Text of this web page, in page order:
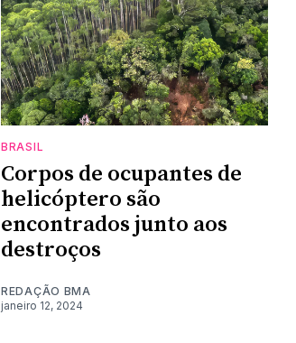
BRASIL
Corpos de ocupantes de
helicóptero são
encontrados junto aos
destroços
REDAÇÃO BMA
janeiro 12, 2024